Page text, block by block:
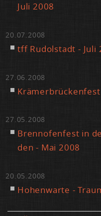
Ju­li 2008
20.07.2008
tff Ru­dol­stadt - Ju­li
27.06.2008
27.05.2008
Brenn­ofen­fest in
den - Mai 2008
20.05.2008
Ho­hen­war­te -